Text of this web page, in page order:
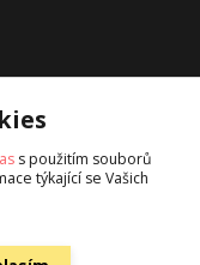
s použitím souborů
týkající se Vašich